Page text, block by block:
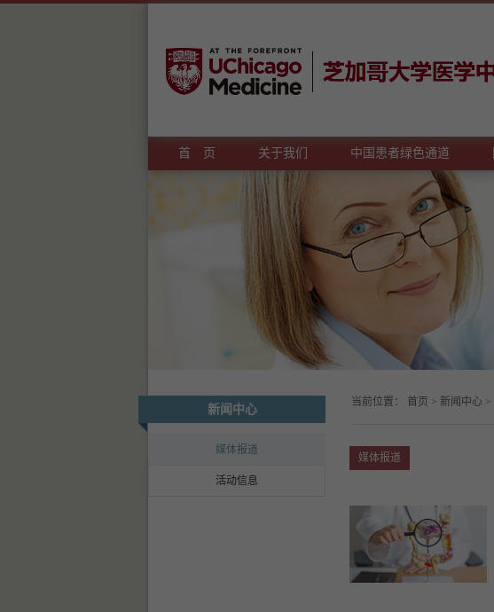
首 页 关于我们 中国患者绿色通道
新闻中心
媒体报道
活动信息
当前位置： 首页 > 新闻中心 >
媒体报道